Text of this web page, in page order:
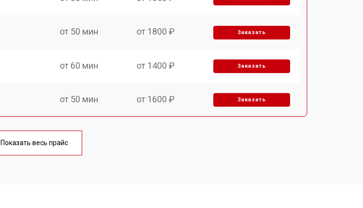
от 50 мин от 1800 ₽ Заказать
от 60 мин от 1400 ₽ Заказать
от 50 мин от 1600 ₽ Заказать
от 70 мин
Показать весь прайс